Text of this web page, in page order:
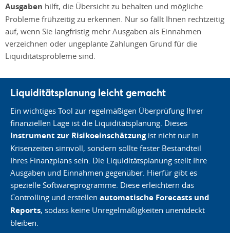
Ausgaben hilft, die Übersicht zu behalten und mögliche
Probleme frühzeitig zu erkennen. Nur so fällt Ihnen rechtzeitig
auf, wenn Sie langfristig mehr Ausgaben als Einnahmen
verzeichnen oder ungeplante Zahlungen Grund für die
Liquiditätsprobleme sind.
Liquiditätsplanung leicht gemacht
Ein wichtiges Tool zur regelmäßigen Überprüfung Ihrer
finanziellen Lage ist die Liquiditätsplanung. Dieses
Instrument zur Risikoeinschätzungist nicht nur in
Krisenzeiten sinnvoll, sondern sollte fester Bestandteil
Ihres Finanzplans sein. Die Liquiditätsplanung stellt Ihre
Ausgaben und Einnahmen gegenüber. Hierfür gibt es
spezielle Softwareprogramme. Diese erleichtern das
Controlling und erstellen automatische Forecasts und
Reports, sodass keine Unregelmäßigkeiten unentdeckt
bleiben.